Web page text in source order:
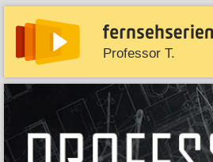
Professor T.
News Entdecken Streaming